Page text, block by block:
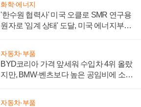
화학·에너지
'한수원 협력사' 미국 오클로 SMR 연구용
원자로 '임계 상태' 도달, 미국 에너지부
자동차·부품
BYD코리아 가격 앞세워 수입차 4위 올랐
지만, BMW·벤츠보다 높은 공임비에 소비
자동차·부품